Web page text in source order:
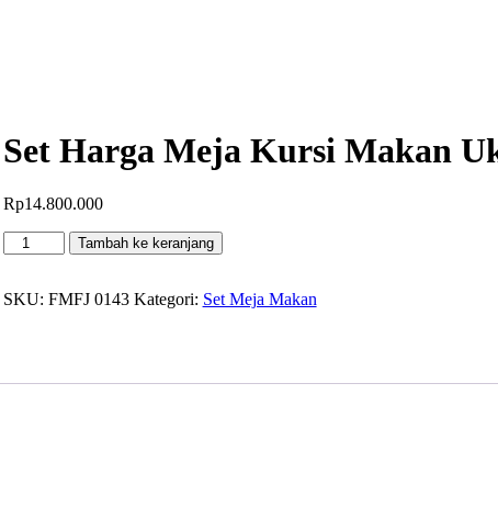
Set Harga Meja Kursi Makan
Rp14.800.000
Kuantitas
Set
Meja
Emas
Tambah ke keranjang
SKU: FMFJ 0143 Kategori: Set Meja Makan